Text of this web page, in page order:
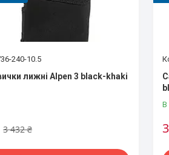
240-10.5
лижні Alpen 3 black-khaki
3 432 ₴
В